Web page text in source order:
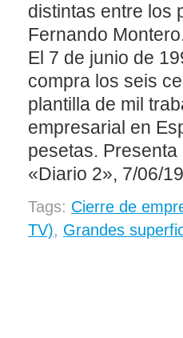
distintas entre los
Fernando
El 7 de junio de
compra los seis
plantilla de mil
empresarial en
pesetas.
«Diario 2», 7/06/
Tags: Cierre de
TV), Grandes